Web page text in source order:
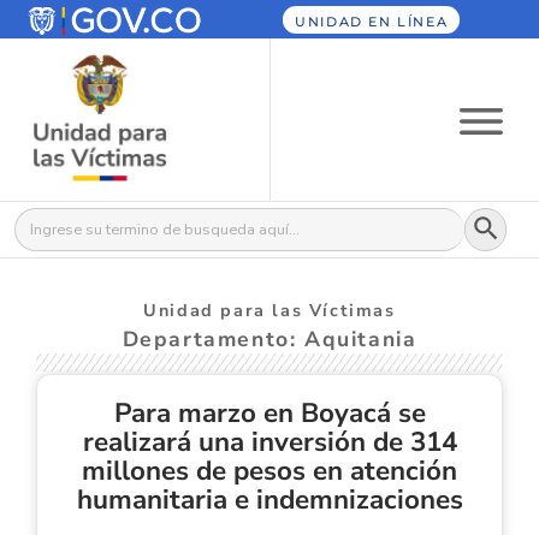
UNIDAD EN LÍNEA
Buscar: Botón
Unidad para las Víctimas
Departamento: Aquitania
Para marzo en Boyacá se
realizará una inversión de 314
millones de pesos en atención
humanitaria e indemnizaciones